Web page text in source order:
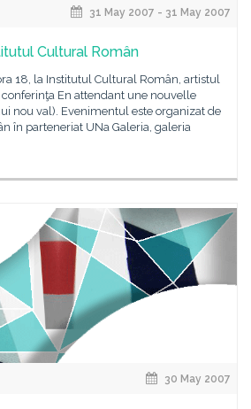
31 May 2007 - 31 May 2007
Cultural Român
18, la Institutul Cultural Român, artistul
En attendant une nouvelle
nou val). Evenimentul este organizat de
în parteneriat UNa Galeria, galeria
30 May 2007